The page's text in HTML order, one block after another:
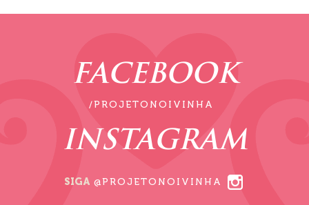
FACEBOOK
/PROJETONOIVINHA
INSTAGRAM
SIGA @PROJETONOIVINHA